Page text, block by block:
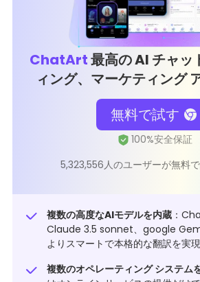
ChatArt最高の AI チャッ
ィング、マーケティング
無料で試す
5,323,556人のユーザーが無料
複数の高度なAIモデルを内蔵 ：
Claude 3.5 sonnet、google
よりスマートで本格的な翻訳を実現
複数のオペレーティング システム